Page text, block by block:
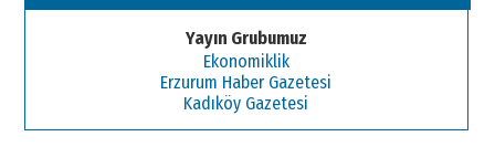
Yayın Grubumuz
Ekonomiklik
Erzurum Haber Gazetesi
Kadıköy Gazetesi